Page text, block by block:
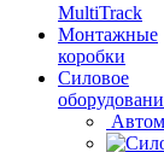
MultiTrack
Монтажные
коробки
Силовое